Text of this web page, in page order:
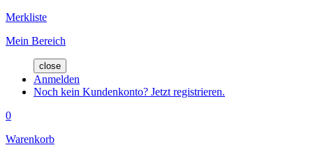
Merkliste
Mein Bereich
close
Anmelden
Noch kein Kundenkonto? Jetzt registrieren.
0
Warenkorb